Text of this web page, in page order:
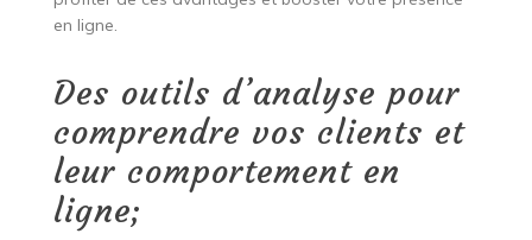
en ligne.
Des outils d’analyse pour
comprendre vos clients et
leur comportement en
ligne;